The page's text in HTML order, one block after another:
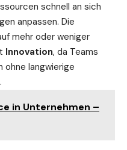
schnell an sich
anpassen. Die
mehr oder weniger
Innovation, da Teams
ohne langwierige
in Unternehmen –